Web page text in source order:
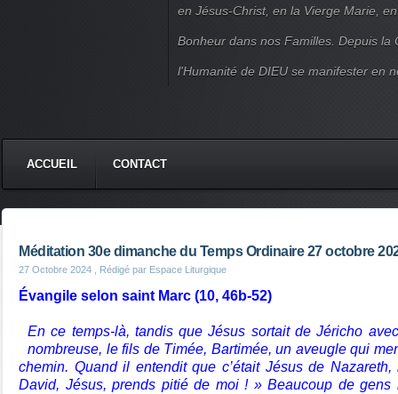
en Jésus-Christ, en la Vierge Marie,
Bonheur dans nos Familles. Depuis la
l'Humanité de DIEU se manifester en
ACCUEIL CONTACT
Méditation 30e dimanche du Temps Ordinaire 27 octobre
27 Octobre 2024 , Rédigé par Espace Liturgique
Évangile selon saint Marc (10, 46b-52)
En ce temps-là, tandis que Jésus sortait de Jéricho
nombreuse, le fils de Timée, Bartimée, un aveugle qui
chemin. Quand il entendit que c’était Jésus de
David, Jésus, prends pitié de moi ! » Beaucoup de gens